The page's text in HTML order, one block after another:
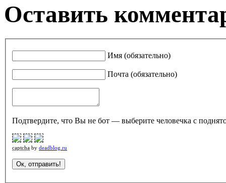
Оставить
Имя (обязательно)
Почта (обязательно)
Подтвердите, что Вы не бот — выберите человечка с
captcha by deadblog.ru